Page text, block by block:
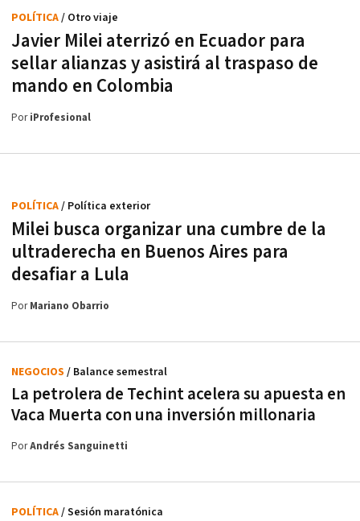
Javier Milei aterrizó en Ecuador para
sellar alianzas y asistirá al traspaso de
mando en Colombia
POLÍTICA/ Otro viaje
PoriProfesional
Milei busca organizar una cumbre de la
ultraderecha en Buenos Aires para
desafiar a Lula
POLÍTICA/ Política exterior
PorMariano Obarrio
La petrolera de Techint acelera su apuesta en
Vaca Muerta con una inversión millonaria
NEGOCIOS / Balance semestral
PorAndrés Sanguinetti
POLÍTICA/ Sesión maratónica